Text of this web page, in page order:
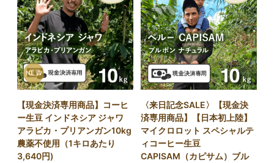
NEW
【現金決済専用商品】コーヒ
ー生豆 インドネシア ジャワ
アラビカ・プリアンガン10kg
農薬不使用（1キロあたり
3,640円)
〈来日記念SALE〉【現金決
済専用商品】【日本初上陸】
マイクロロット スペシャルテ
ィコーヒー生豆
CAPISAM（カピサム）ブル